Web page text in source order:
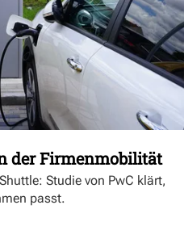
der Firmenmobilität
Studie von PwC klärt,
passt.